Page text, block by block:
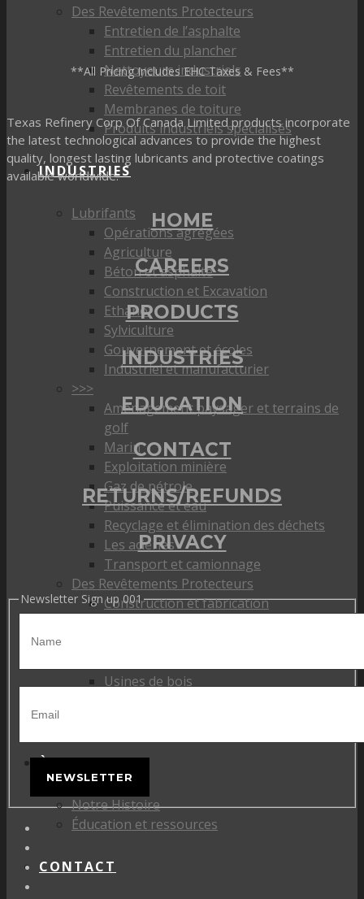
Des Revêtements Protecteurs
Entretien de l’asphalte
Entretien du plancher
Nettoyeurs industriels
Revêtements de toit
Membranes de toiture
Produits industriels spécialisés
INDUSTRIES
Lubrifants
Opérations agrégées
Agriculture
Béton et asphalte
Construction et Excavation
Ethanol
Sylviculture
Gouvernement et écoles
Industriel et manufacturier
>>>
Aménagement paysager et terrains de
golf
Marin
Exploitation minière
Gaz de pétrole
Puissance et eau
Recyclage et élimination des déchets
Les aciéries
Transport et camionnage
Des Revêtements Protecteurs
Construction et fabrication
Usines de bois
À PROPOS DE
Notre Histoire
Éducation et ressources
CONTACT
**All Pricing Includes EHC Taxes & Fees**
Texas Refinery Corp Of Canada Limited products incorporate
the latest technological advances to provide the highest
quality, longest lasting lubricants and protective coatings
available worldwide.
HOME
CAREERS
PRODUCTS
INDUSTRIES
EDUCATION
CONTACT
RETURNS/REFUNDS
PRIVACY
Newsletter Sign up 001
NEWSLETTER